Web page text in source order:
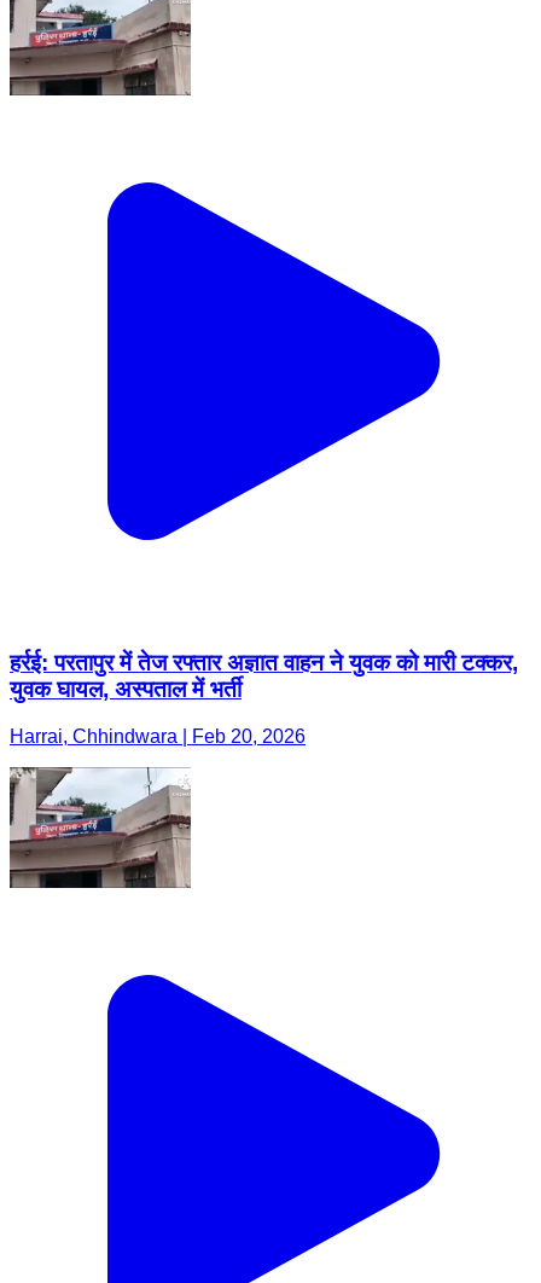
हर्रई: परतापुर में तेज रफ्तार अज्ञात वाहन ने युवक को मारी टक्कर,
युवक घायल, अस्पताल में भर्ती
Harrai, Chhindwara | Feb 20, 2026